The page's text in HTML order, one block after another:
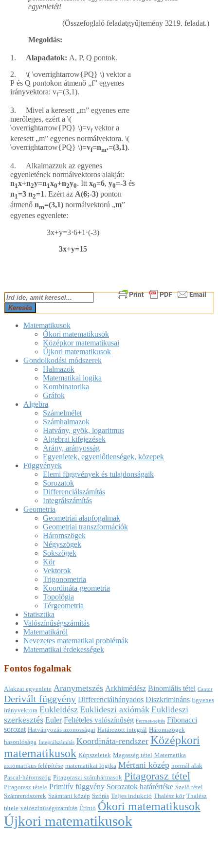
egyenletét!
(Összefoglaló feladatgyűjtemény 3219. feladat.)
Megoldás:
1. Alapadatok: A, P, Q pontok.
2. ​ \( \overrightarrow{PQ} \) ​ vektor a
P és Q pontokon átmenő „f” egyenes
irányvektora: vf=(3,1).
3. Mivel a keresett „m” egyenes erre
merőleges, ezért a ​​ \(
\overrightarrow{PQ} \)​=vfvektor a
keresett „m” egyenes normálvektora. ​​ \(
\overrightarrow{PQ} \)=vf=nm.=(3,1).
4. Alkalmazzuk az egyenes
egyenletének normálvektoros alakját:
n1x+n2y=n1x0+n2y0. Itt x0=6, y0=-3 és
n1=3 n2=1. Ezért az A(6;-3) ponton
átmenő nm=(3,1) normálvektorú „m”
egyenes egyenlete:
3x+y=3⋅6+1⋅(-3)
3x+y=15
2018-
05-
04
Keresés
Matematikusok
Ókori matematikusok
Középkor matematikusai
Újkori matematikusok
Gondolkodási módszerek
Halmazok
Matematikai logika
Kombinatorika
Gráfok
Algebra
Számelmélet
Számhalmazok
Hatvány, gyök, logaritmus
Algebrai kifejezések
Arány, arányosság
Egyenletek, egyenlőtlenségek, közepek
Függvények
Elemi függvények és tulajdonságaik
Sorozatok
Differenciálszámítás
Integrálszámítás
Geometria
Geometriai alapfogalmak
Geometriai transzformációk
Háromszögek
Négyszögek
Sokszögek
Kör
Vektorok
Trigonometria
Koordináta-geometria
Topológia
Térgeometria
Statisztika
Valószínűségszámítás
Matematikáról
Nevezetes matematikai problémák
Matematikai érdekességek
Fontos fogalmak
Alakzat egyenlete Aranymetszés Arkhimédész Binomiális tétel Cantor
Derivált függvény Differenciálhányados Diszkrimináns Egyenes
irányvektora Eukleidész Euklideszi axiómák Euklideszi
szerkesztés Euler Feltételes valószínűség Fermat-sejtés Fibonacci
sorozat Hatványozás azonosságai Határozott integrál Háromszögek
hasonlósága Integrálszámítás Koordináta-rendszer Középkori
matematikusok Kúpszeletek Magasság tétel Matematika
axiomatikus felépítése matematikai logika Mértani közép normál alak
Pascal-háromszög Pitagoraszi számhármasok Pitagorasz tétel
Pitagorasz tétele Primitív függvény Sorozatok határértéke Szelő tétel
Számrendszerek Számtani közép Szórás Teljes indukció Thalész kör Thalész
tétele valószínűségszámítás Érintő Ókori matematikusok
Újkori matematikusok